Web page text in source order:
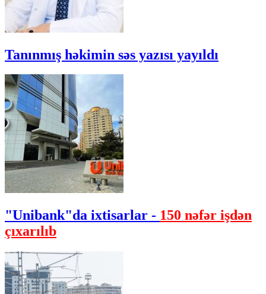
Tanınmış həkimin səs yazısı yayıldı
"Unibank"da ixtisarlar - 150 nəfər işdən
çıxarılıb